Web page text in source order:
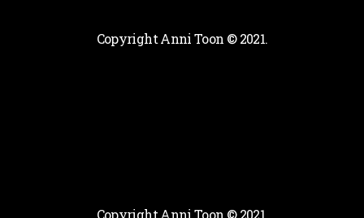
Copyright Anni Toon © 2021.
Copyright Anni Toon © 2021.